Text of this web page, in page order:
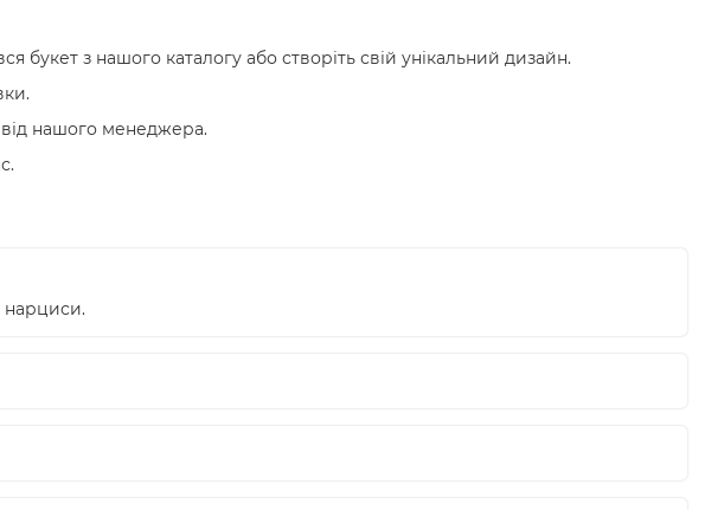
з нашого каталогу або створіть свій унікальний дизайн.
нашого менеджера.
нарциси.